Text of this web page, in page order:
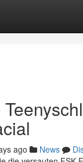
ago News